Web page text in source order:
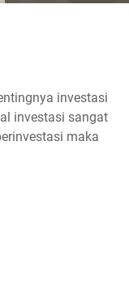
investasi
investasi sangat
maka